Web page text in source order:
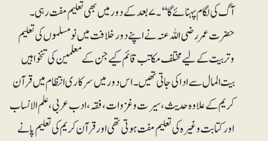
آگ کی لگام پہنائے گا‘‘۔۷ بعد کے دور میں بھی تعلیم مفت رہی۔
حضرت عمر رضی اللہ عنہ نے اپنے دور خلافت میں نومسلموں کی تعلیم
وتربیت کے لیے مختلف مکاتب قائم کیے جن کے معلمین کی تنخواہیں
بیت المال سے ادا کی جاتی تھیں۔ اس دور میں سرکاری انتظام میں قرآن
کریم کے علاوہ حدیث، سیرت وغزوات، فقہ، ادب عربی، علم الانساب
اور کتابت وغیرہ کی تعلیم مفت ہوتی تھی اور قرآن کریم کی تعلیم پانے